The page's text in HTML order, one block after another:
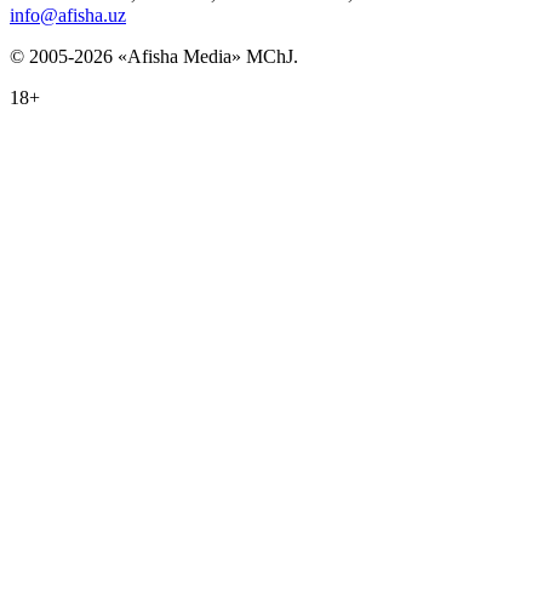
info@afisha.uz
© 2005-2026 «Afisha Media» MChJ.
18+